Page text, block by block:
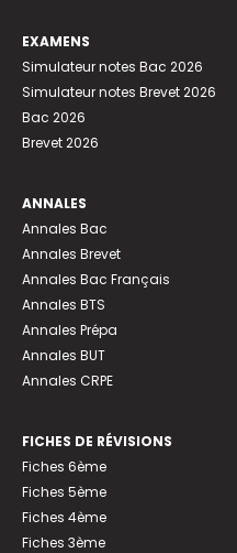
EXAMENS
Simulateur notes Bac 2026
Simulateur notes Brevet 2026
Bac 2026
Brevet 2026
ANNALES
Annales Bac
Annales Brevet
Annales Bac Français
Annales BTS
Annales Prépa
Annales BUT
Annales CRPE
FICHES DE RÉVISIONS
Fiches 6ème
Fiches 5ème
Fiches 4ème
Fiches 3ème